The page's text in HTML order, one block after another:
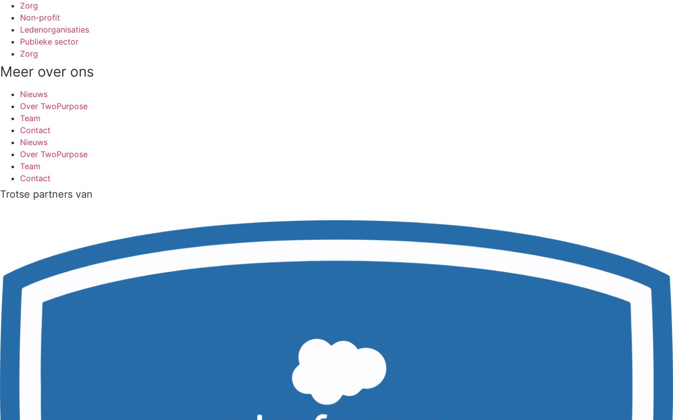
Zorg
Non-profit
Ledenorganisaties
Publieke sector
Zorg
Meer over ons
Nieuws
Over TwoPurpose
Team
Contact
Nieuws
Over TwoPurpose
Team
Contact
Trotse partners van